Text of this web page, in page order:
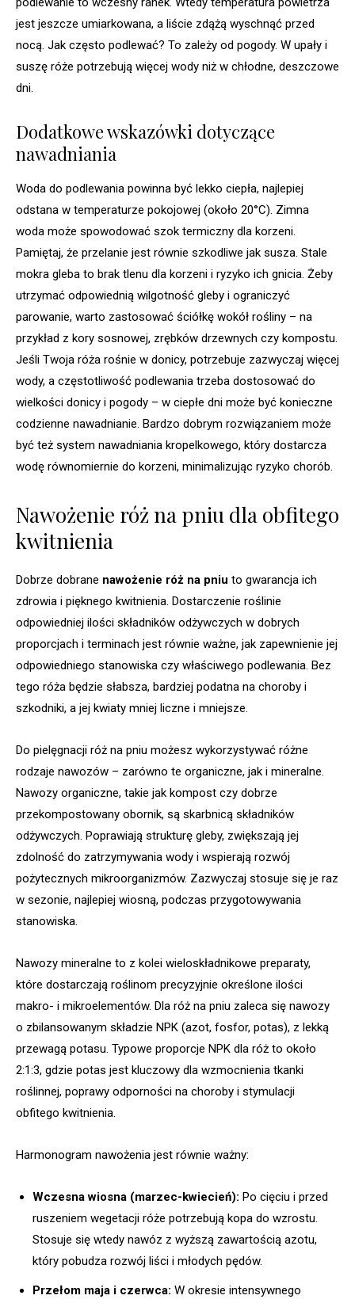
jest jeszcze umiarkowana, a liście zdążą wyschnąć przed
nocą. Jak często podlewać? To zależy od pogody. W upały i
suszę róże potrzebują więcej wody niż w chłodne, deszczowe
dni.
Dodatkowe wskazówki dotyczące
nawadniania
Woda do podlewania powinna być lekko ciepła, najlepiej
odstana w temperaturze pokojowej (około 20°C). Zimna
woda może spowodować szok termiczny dla korzeni.
Pamiętaj, że przelanie jest równie szkodliwe jak susza. Stale
mokra gleba to brak tlenu dla korzeni i ryzyko ich gnicia. Żeby
utrzymać odpowiednią wilgotność gleby i ograniczyć
parowanie, warto zastosować ściółkę wokół rośliny – na
przykład z kory sosnowej, zrębków drzewnych czy kompostu.
Jeśli Twoja róża rośnie w donicy, potrzebuje zazwyczaj więcej
wody, a częstotliwość podlewania trzeba dostosować do
wielkości donicy i pogody – w ciepłe dni może być konieczne
codzienne nawadnianie. Bardzo dobrym rozwiązaniem może
być też system nawadniania kropelkowego, który dostarcza
wodę równomiernie do korzeni, minimalizując ryzyko chorób.
Nawożenie róż na pniu dla obfitego
kwitnienia
Dobrze dobrane nawożenie róż na pniu to gwarancja ich
zdrowia i pięknego kwitnienia. Dostarczenie roślinie
odpowiedniej ilości składników odżywczych w dobrych
proporcjach i terminach jest równie ważne, jak zapewnienie jej
odpowiedniego stanowiska czy właściwego podlewania. Bez
tego róża będzie słabsza, bardziej podatna na choroby i
szkodniki, a jej kwiaty mniej liczne i mniejsze.
Do pielęgnacji róż na pniu możesz wykorzystywać różne
rodzaje nawozów – zarówno te organiczne, jak i mineralne.
Nawozy organiczne, takie jak kompost czy dobrze
przekompostowany obornik, są skarbnicą składników
odżywczych. Poprawiają strukturę gleby, zwiększają jej
zdolność do zatrzymywania wody i wspierają rozwój
pożytecznych mikroorganizmów. Zazwyczaj stosuje się je raz
w sezonie, najlepiej wiosną, podczas przygotowywania
stanowiska.
Nawozy mineralne to z kolei wieloskładnikowe preparaty,
które dostarczają roślinom precyzyjnie określone ilości
makro- i mikroelementów. Dla róż na pniu zaleca się nawozy
o zbilansowanym składzie NPK (azot, fosfor, potas), z lekką
przewagą potasu. Typowe proporcje NPK dla róż to około
2:1:3, gdzie potas jest kluczowy dla wzmocnienia tkanki
roślinnej, poprawy odporności na choroby i stymulacji
obfitego kwitnienia.
Harmonogram nawożenia jest równie ważny:
Wczesna wiosna (marzec-kwiecień): Po cięciu i przed
ruszeniem wegetacji róże potrzebują kopa do wzrostu.
Stosuje się wtedy nawóz z wyższą zawartością azotu,
który pobudza rozwój liści i młodych pędów.
Przełom maja i czerwca: W okresie intensywnego